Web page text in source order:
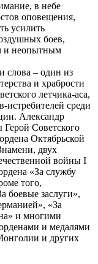
в небе
оповещения,
усилить
боев,
и неопытным
слова – один из
и храбрости
летчика-аса,
истребителей среди
Александр
Советского
Октябрьской
двух
войны I
«За службу
того,
боевые заслуги»,
«За
и многими
и медалями
и других